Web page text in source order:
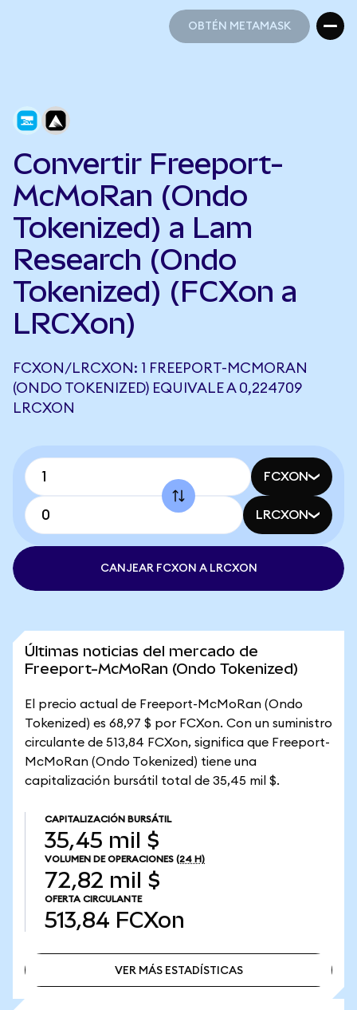
OBTÉN METAMASK
Convertir Freeport-
McMoRan (Ondo
Tokenized) a Lam
Research (Ondo
Tokenized) (FCXon a
LRCXon)
FCXON/LRCXON: 1 FREEPORT-MCMORAN
(ONDO TOKENIZED) EQUIVALE A 0,224709
LRCXON
FCXON
LRCXON
CANJEAR FCXON A LRCXON
Últimas noticias del mercado de
Freeport-McMoRan (Ondo Tokenized)
El precio actual de Freeport-McMoRan (Ondo
Tokenized) es 68,97 $ por FCXon. Con un suministro
circulante de 513,84 FCXon, significa que Freeport-
McMoRan (Ondo Tokenized) tiene una
capitalización bursátil total de 35,45 mil $.
CAPITALIZACIÓN BURSÁTIL
35,45 mil $
VOLUMEN DE OPERACIONES (24 H)
72,82 mil $
OFERTA CIRCULANTE
513,84 FCXon
VER MÁS ESTADÍSTICAS